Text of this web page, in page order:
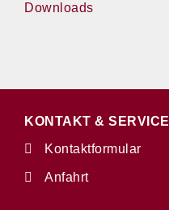
Downloads
KONTAKT & SERVICE
Kontaktformular
Anfahrt